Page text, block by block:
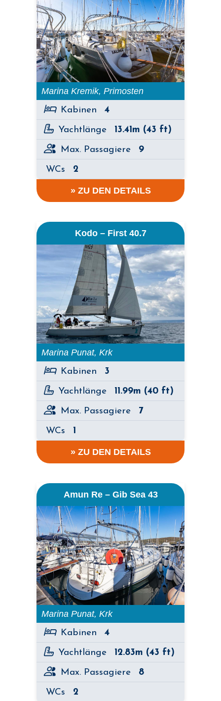
Marina Kremik, Primosten
Kabinen 4
Yachtlänge 13.41m (43 ft)
Max. Passagiere 9
WCs 2
» ZU DEN DETAILS
Kodo – First 40.7
Marina Punat, Krk
Kabinen 3
Yachtlänge 11.99m (40 ft)
Max. Passagiere 7
WCs 1
» ZU DEN DETAILS
Amun Re – Gib Sea 43
Marina Punat, Krk
Kabinen 4
Yachtlänge 12.83m (43 ft)
Max. Passagiere 8
WCs 2